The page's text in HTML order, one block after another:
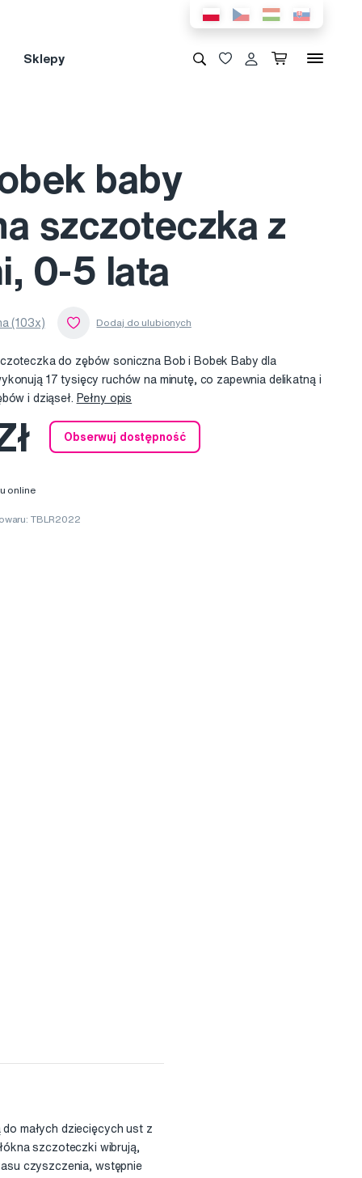
Sklepy
baby
szczoteczka z
0-5 lata
(103x)
do zębów soniczna Bob i Bobek Baby dla
17 tysięcy ruchów na minutę, co zapewnia delikatną i
i dziąseł. Pełny opis
Obserwuj dostępność
online
TBLR2022
małych dziecięcych ust z
szczoteczki wibrują,
czyszczenia, wstępnie